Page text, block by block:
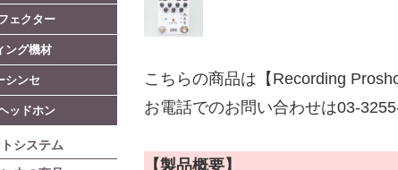
こちらの商品は【Recording
お電話でのお問い合わせは03-
【製品概要】
ェクター
ング機材
シンセ
ッドホン
システム